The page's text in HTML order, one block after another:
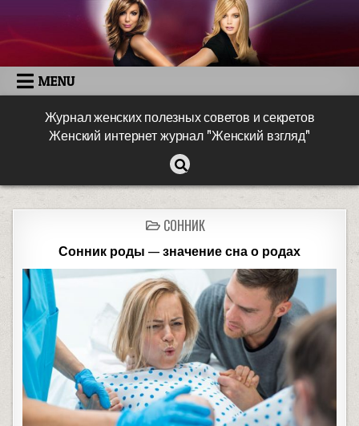
MENU
Журнал женских полезных советов и секретов
Женский интернет журнал "Женский взгляд"
СОННИК
Сонник роды — значение сна о родах